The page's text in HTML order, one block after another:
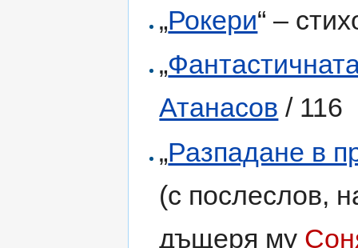
„Рокери“ –
„
Атанасов / 116
„Разпадане в
(с послеслов,
дъщеря му